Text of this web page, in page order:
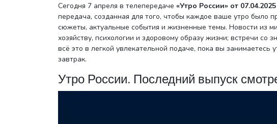
Сегодня 7 апреля в телепередаче «Утро России» от 07.04.2025
передача, созданная для того, чтобы каждое ваше утро было
сюжеты, актуальные события и жизненные темы. Новости из
хозяйству, психологии и здоровому образу жизни; встречи со
всё это в легкой увлекательной подаче, пока вы занимаетесь
завтрак.
Утро России. Последний выпуск